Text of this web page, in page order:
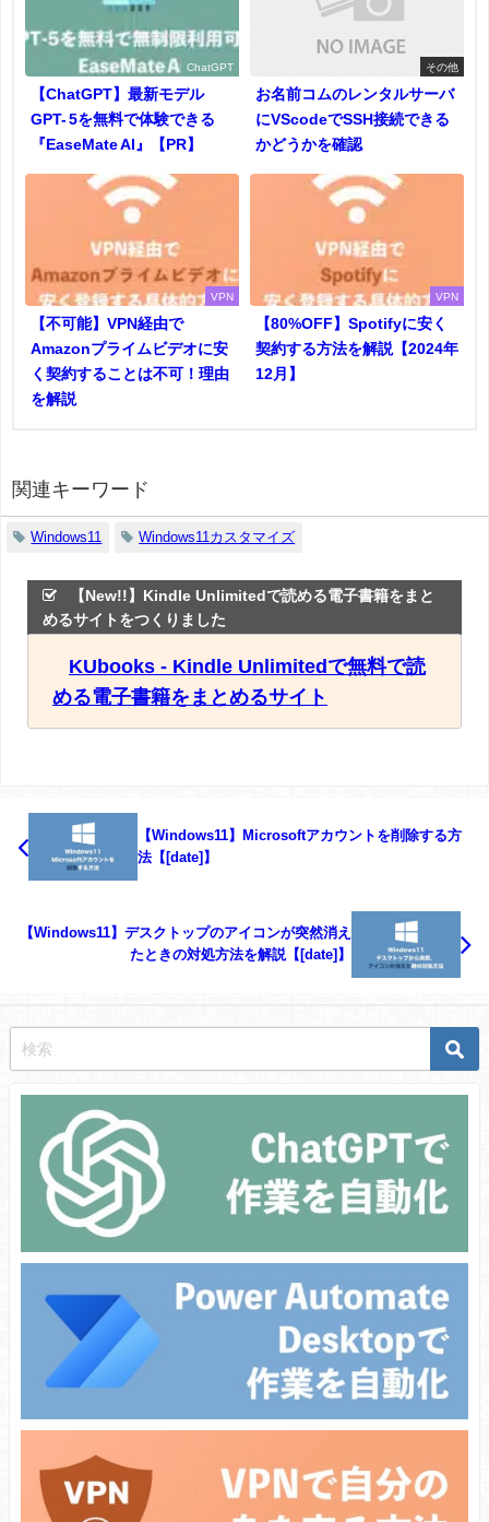
ChatGPT
【ChatGPT】最新モデル
GPT- 5を無料で体験できる
『EaseMate AI』【PR】
その他
お名前コムのレンタルサーバ
にVScodeでSSH接続できる
かどうかを確認
VPN
【不可能】VPN経由で
Amazonプライムビデオに安
く契約することは不可！理由
を解説
VPN
【80%OFF】Spotifyに安く
契約する方法を解説【2024年
12月】
関連キーワード
Windows11 Windows11カスタマイズ
【New!!】Kindle Unlimitedで読める電子書籍をまと
めるサイトをつくりました
KUbooks - Kindle Unlimitedで無料で読
める電子書籍をまとめるサイト
【Windows11】Microsoftアカウントを削除する方
法【[date]】
【Windows11】デスクトップのアイコンが突然消え
たときの対処方法を解説【[date]】